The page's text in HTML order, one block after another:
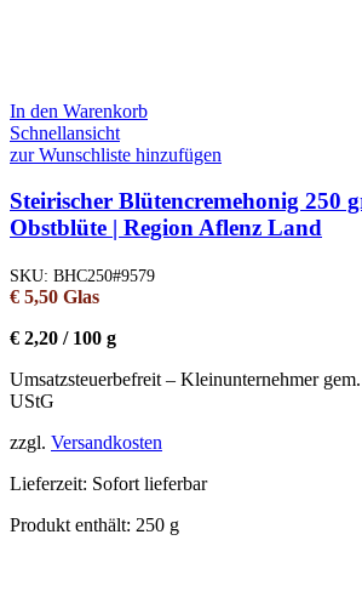
In den Warenkorb
Schnellansicht
zur Wunschliste hinzufügen
Steirischer Blütencremehonig 250
Obstblüte | Region Aflenz Land
SKU: BHC250#9579
€ 5,50 Glas
€ 2,20 / 100 g
Umsatzsteuerbefreit – Kleinunternehmer
UStG
zzgl. Versandkosten
Lieferzeit: Sofort lieferbar
Produkt enthält: 250 g